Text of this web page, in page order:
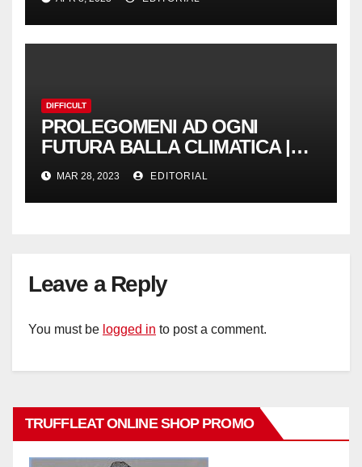
NoGeoingegneria
DIFFICULT
PROLEGOMENI AD OGNI
FUTURA BALLA CLIMATICA |
NoGeoingegneria
MAR 28, 2023 EDITORIAL
Leave a Reply
You must be logged in to post a comment.
TRUFFLEAT ONLINE SHOP PROMO